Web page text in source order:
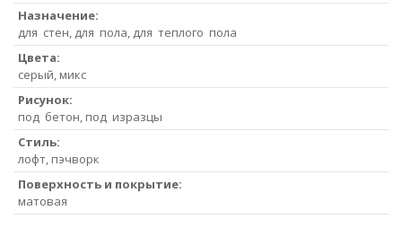
Назначение:
для стен, для пола, для теплого пола
Цвета:
серый, микс
Рисунок:
под бетон, под изразцы
Стиль:
лофт, пэчворк
Поверхность и покрытие:
матовая